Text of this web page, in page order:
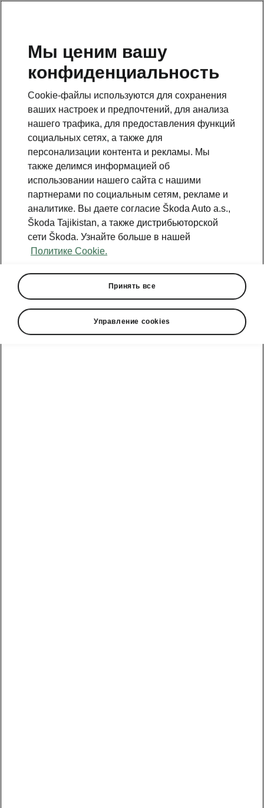
Мы ценим вашу
конфиденциальность
Cookie-файлы используются для сохранения
ваших настроек и предпочтений, для анализа
нашего трафика, для предоставления функций
социальных сетях, а также для
персонализации контента и рекламы. Мы
также делимся информацией об
использовании нашего сайта с нашими
партнерами по социальным сетям, рекламе и
аналитике. Вы даете согласие Škoda Auto a.s.,
Škoda Tajikistan, а также дистрибьюторской
сети Škoda. Узнайте больше в нашей
Политике Cookie.
Принять все
Управление cookies